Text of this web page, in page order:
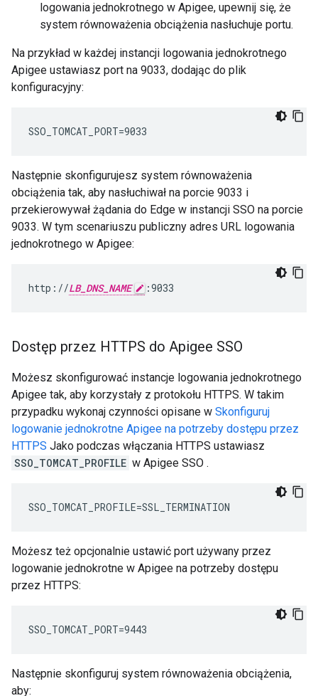
logowania jednokrotnego w Apigee, upewnij się, że
system równoważenia obciążenia nasłuchuje portu.
Na przykład w każdej instancji logowania jednokrotnego
Apigee ustawiasz port na 9033, dodając do plik
konfiguracyjny:
SSO_TOMCAT_PORT=9033
Następnie skonfigurujesz system równoważenia
obciążenia tak, aby nasłuchiwał na porcie 9033 i
przekierowywał żądania do Edge w instancji SSO na porcie
9033. W tym scenariuszu publiczny adres URL logowania
jednokrotnego w Apigee:
http://LB_DNS_NAME :9033
Dostęp przez HTTPS do Apigee SSO
Możesz skonfigurować instancje logowania jednokrotnego
Apigee tak, aby korzystały z protokołu HTTPS. W takim
przypadku wykonaj czynności opisane w Skonfiguruj
logowanie jednokrotne Apigee na potrzeby dostępu przez
HTTPS Jako podczas włączania HTTPS ustawiasz
SSO_TOMCAT_PROFILE w Apigee SSO .
SSO_TOMCAT_PROFILE=SSL_TERMINATION
Możesz też opcjonalnie ustawić port używany przez
logowanie jednokrotne w Apigee na potrzeby dostępu
przez HTTPS:
SSO_TOMCAT_PORT=9443
Następnie skonfiguruj system równoważenia obciążenia,
aby: